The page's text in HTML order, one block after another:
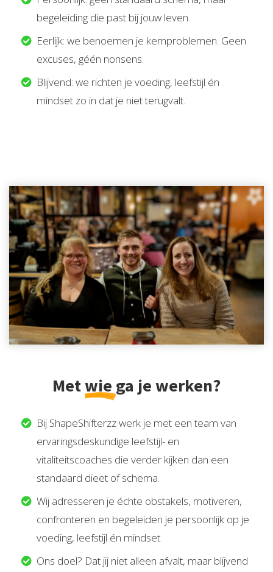
begeleiding die past bij jouw leven.
Eerlijk: we benoemen je kernproblemen. Geen
excuses, géén nonsens.
Blijvend: we richten je voeding, leefstijl én
mindset zo in dat je niet terugvalt.
Metwie ga je werken?
Bij ShapeShifterzz werk je met een team van
ervaringsdeskundige leefstijl- en
vitaliteitscoaches die verder kijken dan een
standaard dieet of schema.
Wij adresseren je échte obstakels, motiveren,
confronteren en begeleiden je persoonlijk op je
voeding, leefstijl én mindset.
Ons doel? Dat jij niet alleen afvalt, maar blijvend